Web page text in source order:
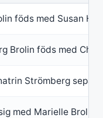
föds med Susan
Brolin föds med
Strömberg
med Marielle Brolin i